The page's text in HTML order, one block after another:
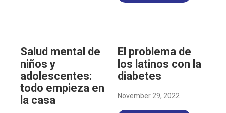
Salud mental de
niños y
adolescentes:
todo empieza en
la casa
El problema de
los latinos con la
diabetes
November 29, 2022